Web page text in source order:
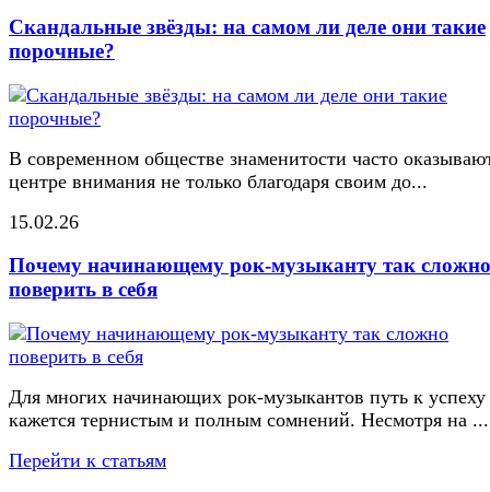
Скандальные звёзды: на самом ли деле они такие
порочные?
В современном обществе знаменитости часто
центре внимания не только благодаря своим до...
15.02.26
Почему начинающему рок-музыканту так сложно
поверить в себя
Для многих начинающих рок-музыкантов путь к успеху
кажется тернистым и полным сомнений. Несмотря на ...
Перейти к статьям